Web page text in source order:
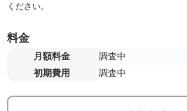
ください。
料金
月額料金
調査中
初期費用
調査中